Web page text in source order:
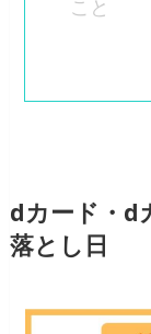
こと
dカード・d
落とし日